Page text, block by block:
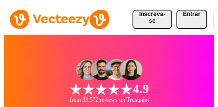
Inscreva-
se
Entrar
4.9
from 33.572 reviews on Trustpilot